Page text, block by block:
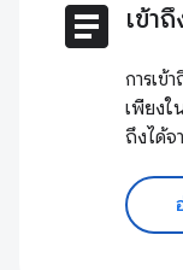
article เข้า
การเข้
เพียงใ
ถึงได้จ